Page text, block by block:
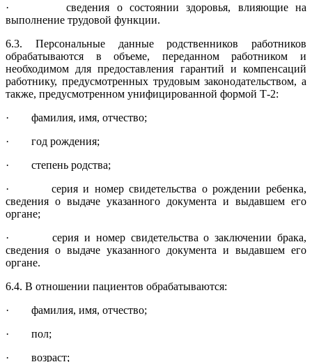
· сведения о состоянии здоровья, влияющие на
выполнение трудовой функции.
6.3. Персональные данные родственников работников
обрабатываются в объеме, переданном работником и
необходимом для предоставления гарантий и компенсаций
работнику, предусмотренных трудовым законо­дательством, а
также, предусмотренном унифицированной формой Т-2:
· фамилия, имя, отчество;
· год рождения;
· степень родства;
· серия и номер свидетельства о рождении ребенка,
сведения о выдаче указанного документа и выдавшем его
органе;
· серия и номер свидетельства о заключении брака,
сведения о выдаче указанного документа и выдавшем его
органе.
6.4. В отношении пациентов обрабатываются:
· фамилия, имя, отчество;
· пол;
· возраст;